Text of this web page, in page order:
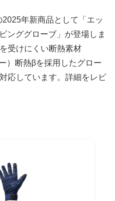
年新商品として「エッ
ンググローブ」が登場しま
受けにくい断熱素材
）断熱βを採用したグロー
応しています。詳細をレビ